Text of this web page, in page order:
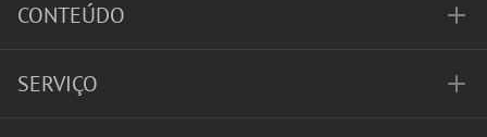
CONTEÚDO
SERVIÇO